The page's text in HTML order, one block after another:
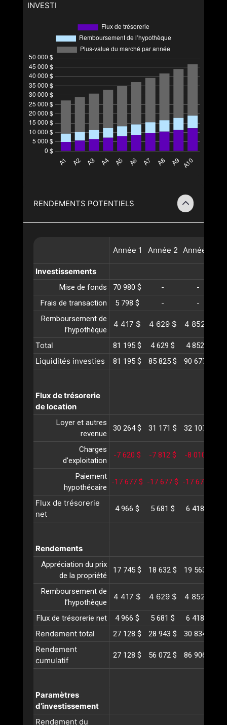
INVESTI
RENDEMENTS POTENTIELS
Année 1 Année 2 Année
Investissements
Mise de fonds 70 980 $ -
-
Frais de transaction
5 798 $ -
-
Remboursement de
l’hypothèque
4 417 $ 4 629 $ 4 852 $
Total 81 195 $ 4 629 $ 4 852 $
Liquidités investies 81 195 $ 85 825 $ 90 677 $
Flux de trésorerie
de location
Loyer et autres
revenue
30 264 $ 31 171 $ 32 107 $
Charges
d'exploitation
-7 620 $ -7 812 $ -8 010 $
Paiement
hypothécaire
-17 677 $ -17 677 $ -17 677 $
Flux de trésorerie
net
4 966 $ 5 681 $ 6 418 $
Rendements
Appréciation du prix
de la propriété
17 745 $ 18 632 $ 19 563 $
Remboursement de
l’hypothèque
4 417 $ 4 629 $ 4 852 $
Flux de trésorerie net 4 966 $ 5 681 $ 6 418 $
Rendement total 27 128 $ 28 943 $ 30 834 $
Rendement
cumulatif
27 128 $ 56 072 $ 86 906 $
Paramètres
d’investissement
Rendement du